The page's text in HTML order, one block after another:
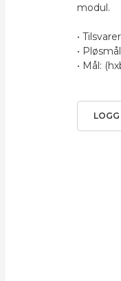
modul.
•
•
• Mål: